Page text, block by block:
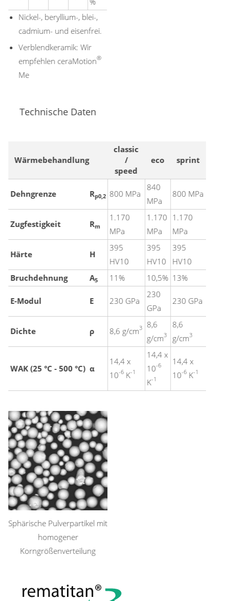
Nickel-, beryllium-, blei-,
cadmium- und eisenfrei.
Verblendkeramik: Wir
empfehlen ceraMotion
Me
Technische Daten
Wärmebehandlung
classic
speed
eco sprint
Dehngrenze Rp0,2 800 MPa
840
MPa
800 MPa
Zugfestigkeit R
1.170
MPa
1.170
MPa
1.170
MPa
Härte
395
HV10
395
HV10
395
HV10
Bruchdehnung
A 11% 10,5% 13%
E-Modul 230 GPa
230
GPa
230 GPa
Dichte 8,6 g/cm 3
8,6
g/cm
8,6
g/cm
WAK (25 °C - 500 °C)
14,4 x
10 -6K
14,4 x
10
K
14,4 x
10 -6K
Sphärische Pulverpartikel mit
homogener
Korngrößenverteilung